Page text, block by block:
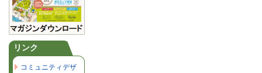
リンク
コミュニティデザ